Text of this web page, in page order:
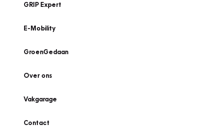
GRIP Expert
E-Mobility
GroenGedaan
Over ons
Vakgarage
Contact